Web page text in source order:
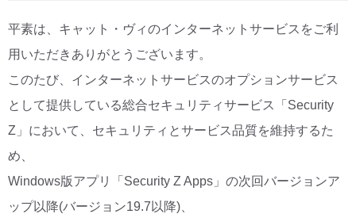
平素は、キャット・ヴィのインターネットサービスをご利
用いただきありがとうございます。
このたび、インターネットサービスのオプションサービス
として提供している総合セキュリティサービス「Security
Z」において、セキュリティとサービス品質を維持するた
め、
Windows版アプリ「Security Z Apps」の次回バージョンア
ップ以降(バージョン19.7以降)、